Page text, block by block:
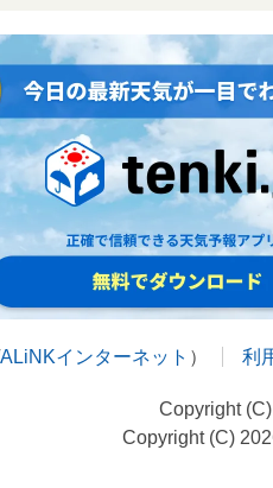
ALiNKインターネット ） 利
Copyright
Copyright (C)